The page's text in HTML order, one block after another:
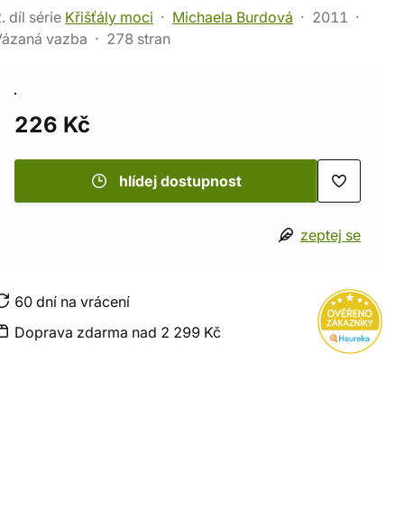
díl série Křišťály moci Michaela Burdová
2011
vazba
278 stran
226 Kč
hlídej dostupnost
zeptej se
60 dní na vrácení
Doprava zdarma nad 2 299 Kč